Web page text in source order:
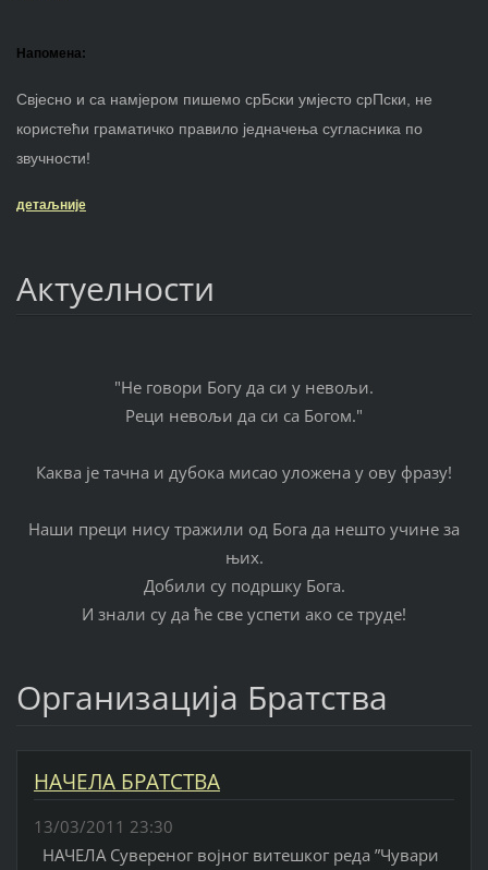
Напомена:
Свјесно и са намјером пишемо срБски умјесто срПски, не
користећи граматичко правило једначења сугласника по
звучности!
детаљније
Актуелности
"Не говори Богу да си у невољи.
Реци невољи да си са Богом."
Каква је тачна и дубока мисао уложена у ову фразу!
Наши преци нису тражили од Бога да нешто учине за
њих.
Добили су подршку Бога.
И знали су да ће све успети ако се труде!
Организација Братства
НАЧЕЛА БРАТСТВА
13/03/2011 23:30
НАЧЕЛА Сувереног војног витешког реда ”Чувари